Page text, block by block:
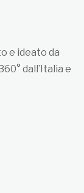
e ideato da
dall’Italia e